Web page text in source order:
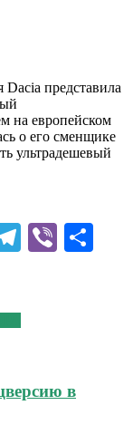
Dacia представила
на европейском
о его сменщике
ультрадешевый
Telegram
Viber
в